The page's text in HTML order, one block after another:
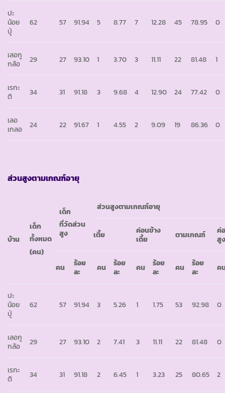
ปะ
น้อย
ปู่
62 57 91.94 5 8.77 7 12.28 45 78.95 0
เลอกู
กล้อ
29 27 93.10 1 3.70 3 11.11 22 81.48 1
เรกะ
ติ
34 31 91.18 3 9.68 4 12.90 24 77.42 0
เลอ
เกลอ
24 22 91.67 1 4.55 2 9.09 19 86.36 0
ส่วนสูงตามเกณฑ์อายุ
บ้าน
เด็ก
ทั้งหมด
(คน)
เด็ก
ที่วัดส่วน
สูง
ส่วนสูงตามเกณฑ์อายุ
เตี้ย
ค่อนข้าง
เตี้ย
ตามเกณฑ์
ค่
สู
คน
ร้อย
ละ
คน
ร้อย
ละ
คน
ร้อย
ละ
คน
ร้อย
ละ
ค
ปะ
น้อย
ปู่
62 57 91.94 3 5.26 1 1.75 53 92.98 0
เลอกู
กล้อ
29 27 93.10 2 7.41 3 11.11 22 81.48 0
เรกะ
ติ
34 31 91.18 2 6.45 1 3.23 25 80.65 2